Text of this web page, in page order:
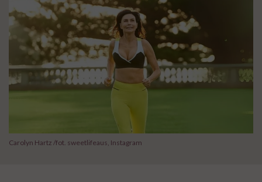
Carolyn Hartz /fot. sweetlifeaus, Instagram